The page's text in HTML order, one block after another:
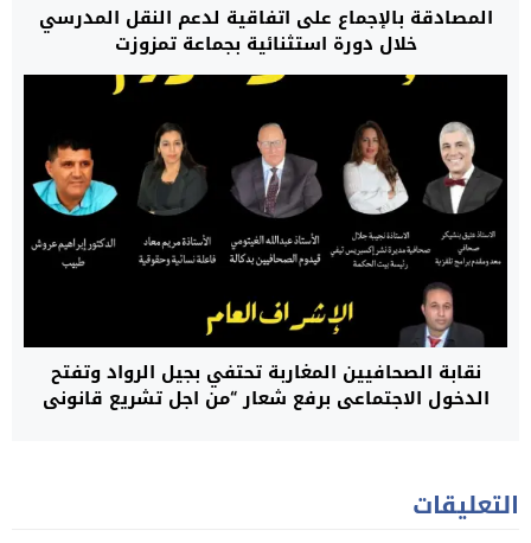
المصادقة بالإجماع على اتفاقية لدعم النقل المدرسي
خلال دورة استثنائية بجماعة تمزوزت
نقابة الصحافيين المغاربة تحتفي بجيل الرواد وتفتح
الدخول الاجتماعي برفع شعار “من اجل تشريع قانوني
التعليقات